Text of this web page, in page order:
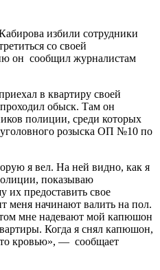
избили сотрудники
со своей
он сообщил журналистам
в квартиру своей
обыск. Там он
полиции, среди которых
розыска ОП №10 по
я вел. На ней видно, как я
показываю
их предоставить свое
меня начинают валить на пол.
мне надевают мой капюшон
Когда я снял капюшон,
кровью», — сообщает